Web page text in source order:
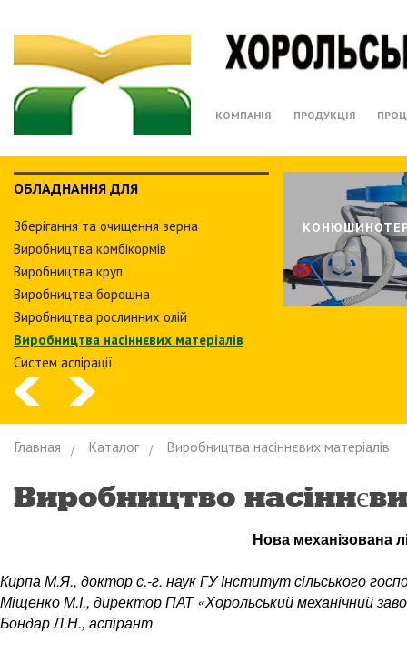
КОМПАНІЯ ПРОДУКЦІЯ
ОБЛАДНАННЯ ДЛЯ
Зберiгання та очищення зерна
Виробництва комбiкормiв
Виробництва круп
Виробництва борошна
Виробництва рослинних олiй
Виробництва насіннєвих матеріалів
Систем аспiрацiї
Главная Каталог Виробництва насіннєвих матеріалів
Виробництво
Нова механізована
Кирпа М.Я., доктор с.-г. наук ГУ Інститут сільського
Міщенко М.І., директор ПАТ «Хорольський механічний
Бондар Л.Н., аспірант